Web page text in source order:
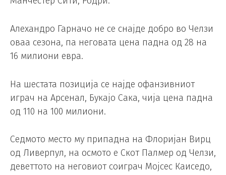
Алехандро Гарначо не се снајде добро во Челзи
оваа сезона, па неговата цена падна од 28 на
16 милиони евра.
На шестата позиција се најде офанзивниот
играч на Арсенал, Букајо Сака, чија цена падна
од 110 на 100 милиони.
Седмото место му припадна на Флоријан Вирц
од Ливерпул, на осмото е Скот Палмер од Челзи,
деветтото на неговиот соиграч Мојсес Каиседо,